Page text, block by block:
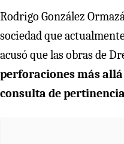
Rodrigo González
sociedad que
acusó que las obras de
perforaciones más
consulta de pertinencia